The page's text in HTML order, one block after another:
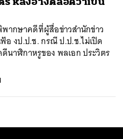
ากษาคดีที่ผู้สื่อข่าวสำนักข่าว
อ งป.ป.ช. กรณี ป.ป.ช.ไม่เปิด
นาฬิกาหรูของ พลเอก ประวิตร